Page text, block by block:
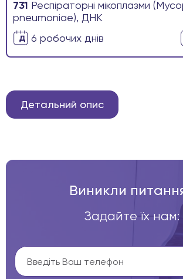
731
Респіраторні мікоплазми
pneumoniae), ДНК
6 робочих днів
Детальний опис
Виникли
Задайте їх нам: